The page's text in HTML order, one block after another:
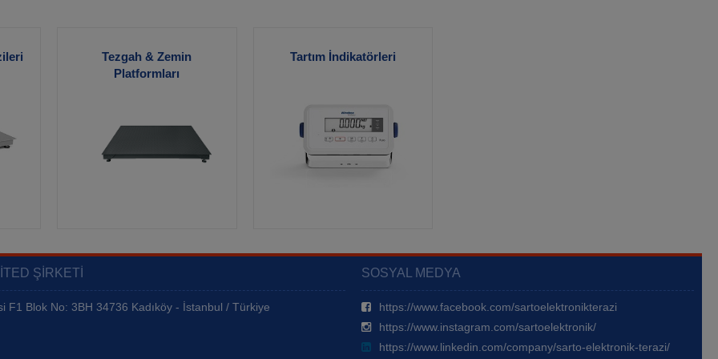
Tezgah & Zemin
Platformları
Tartım İndikatörleri
ŞIRKETI
F1 Blok No: 3BH 34736 Kadıköy - İstanbul / Türkiye
SOSYAL MEDYA
https://www.facebook.com/sartoelektronikterazi
https://www.instagram.com/sartoelektronik/
https://www.linkedin.com/company/sarto-elektronik-terazi/